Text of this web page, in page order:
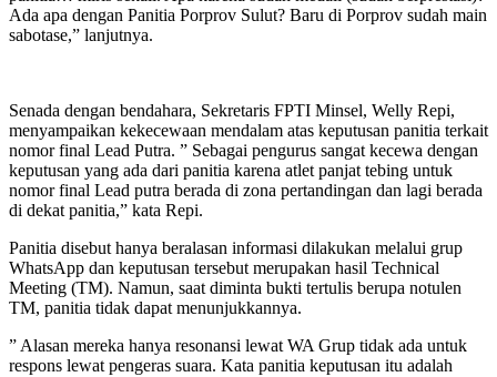
Ada apa dengan Panitia Porprov Sulut? Baru di Porprov sudah main
sabotase,” lanjutnya.
Senada dengan bendahara, Sekretaris FPTI Minsel, Welly Repi,
menyampaikan kekecewaan mendalam atas keputusan panitia terkait
nomor final Lead Putra. ” Sebagai pengurus sangat kecewa dengan
keputusan yang ada dari panitia karena atlet panjat tebing untuk
nomor final Lead putra berada di zona pertandingan dan lagi berada
di dekat panitia,” kata Repi.
Panitia disebut hanya beralasan informasi dilakukan melalui grup
WhatsApp dan keputusan tersebut merupakan hasil Technical
Meeting (TM). Namun, saat diminta bukti tertulis berupa notulen
TM, panitia tidak dapat menunjukkannya.
” Alasan mereka hanya resonansi lewat WA Grup tidak ada untuk
respons lewat pengeras suara. Kata panitia keputusan itu adalah